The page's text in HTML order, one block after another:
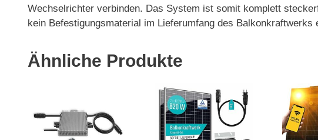
Wechselrichter verbinden. Das System ist somit komplett
kein Befestigungsmaterial im Lieferumfang des Balkonkraftwerks
Ähnliche Produkte